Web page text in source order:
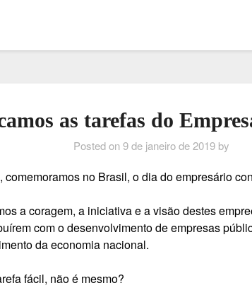
as tarefas do
Posted on9 de janeiro de 2019by
comemoramos no Brasil, o dia do empresário
a coragem, a iniciativa e a visão destes
com o desenvolvimento de empresas
da economia nacional.
fácil, não é mesmo?